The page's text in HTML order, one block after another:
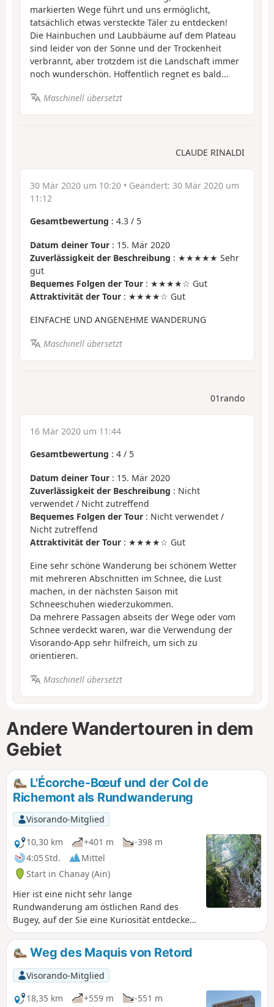
markierten Wege führt und uns ermöglicht,
tatsächlich etwas versteckte Täler zu entdecken!
Die Hainbuchen und Laubbäume auf dem Plateau
sind leider von der Sonne und der Trockenheit
verbrannt, aber trotzdem ist die Landschaft immer
noch wunderschön. Hoffentlich regnet es bald...
Maschinell übersetzt
CLAUDE RINALDI
30 Mär 2020 um 10:20 • Geändert: 30 Mär 2020 um
11:12
Gesamtbewertung : 4.3 / 5
Datum deiner Tour : 15. Mär 2020
Zuverlässigkeit der Beschreibung : ★★★★★ Sehr
gut
Bequemes Folgen der Tour : ★★★★☆ Gut
Attraktivität der Tour : ★★★★☆ Gut
EINFACHE UND ANGENEHME WANDERUNG
Maschinell übersetzt
01rando
16 Mär 2020 um 11:44
Gesamtbewertung : 4 / 5
Datum deiner Tour : 15. Mär 2020
Zuverlässigkeit der Beschreibung : Nicht
verwendet / Nicht zutreffend
Bequemes Folgen der Tour : Nicht verwendet /
Nicht zutreffend
Attraktivität der Tour : ★★★★☆ Gut
Eine sehr schöne Wanderung bei schönem Wetter
mit mehreren Abschnitten im Schnee, die Lust
machen, in der nächsten Saison mit
Schneeschuhen wiederzukommen.
Da mehrere Passagen abseits der Wege oder vom
Schnee verdeckt waren, war die Verwendung der
Visorando-App sehr hilfreich, um sich zu
orientieren.
Maschinell übersetzt
Andere Wandertouren in dem
Gebiet
L'Écorche-Bœuf und der Col de
Richemont als Rundwanderung
Visorando-Mitglied
10,30 km
+401 m
-398 m
4:05 Std.
Mittel
Start in Chanay (Ain)
Hier ist eine nicht sehr lange
Rundwanderung am östlichen Rand des
Bugey, auf der Sie eine Kuriosität entdecken
können: Bögen und in den Fels gehauene
Wege in Écorche-Bœuf, dann einige
Ausblicke auf die Alpen beim Abstieg vom
Col de Richemont.
Weg des Maquis von Retord
Visorando-Mitglied
18,35 km
+559 m
-551 m